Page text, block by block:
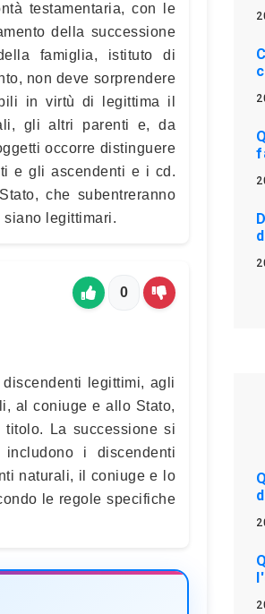
testamentaria, con le
della successione
famiglia, istituto di
non deve sorprendere
in virtù di legittima il
gli altri parenti e, da
occorre distinguere
e gli ascendenti e i cd.
che subentreranno
siano legittimari.
0
legittimi, agli
al coniuge e allo Stato,
La successione si
i discendenti
naturali, il coniuge e lo
le regole specifiche